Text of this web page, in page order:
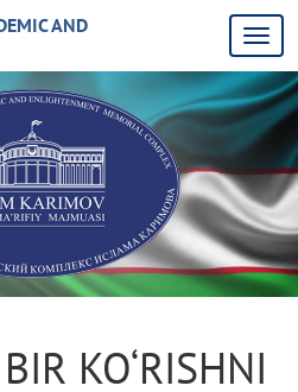
AND
KO‘RISHNI